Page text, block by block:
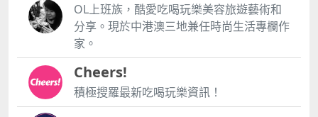
OL上班族，酷愛吃喝玩樂美容旅遊藝術和
分享。現於中港澳三地兼任時尚生活專欄作
家。
Cheers!
積極搜羅最新吃喝玩樂資訊！